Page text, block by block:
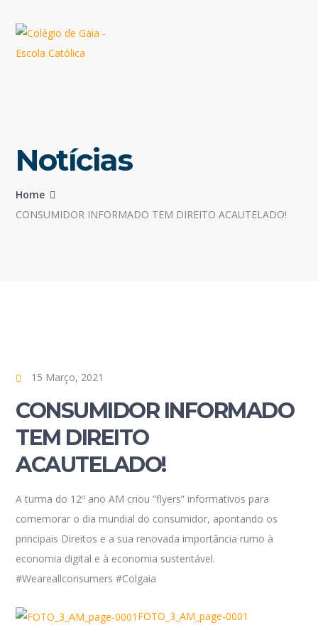
Notícias
Home
CONSUMIDOR INFORMADO TEM DIREITO ACAUTELADO!
15 Março, 2021
CONSUMIDOR INFORMADO
TEM DIREITO
ACAUTELADO!
A turma do 12º ano AM criou “flyers” informativos para
comemorar o dia mundial do consumidor, apontando os
principais Direitos e a sua renovada importância rumo à
economia digital e à economia sustentável.
#Weareallconsumers #Colgaia
FOTO_3_AM_page-0001